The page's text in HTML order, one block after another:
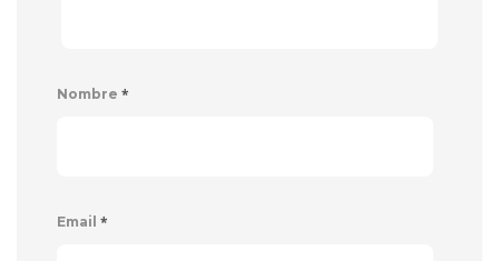
Nombre *
Email *